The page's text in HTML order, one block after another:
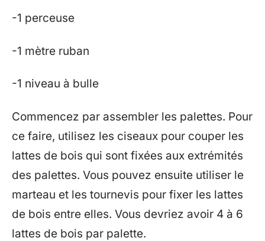
-1 perceuse
-1 mètre ruban
-1 niveau à bulle
Commencez par assembler les palettes. Pour
ce faire, utilisez les ciseaux pour couper les
lattes de bois qui sont fixées aux extrémités
des palettes. Vous pouvez ensuite utiliser le
marteau et les tournevis pour fixer les lattes
de bois entre elles. Vous devriez avoir 4 à 6
lattes de bois par palette.